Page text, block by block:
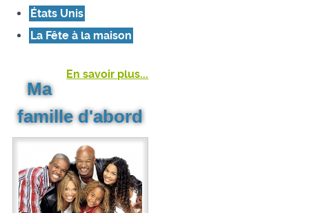
États Unis
La Fête à la maison
En savoir plus...
Ma
famille d'abord